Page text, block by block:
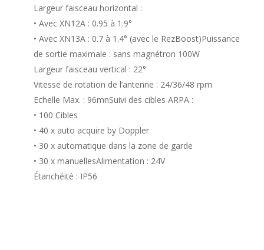
Largeur faisceau horizontal :
• Avec XN12A : 0.95 à 1.9°
• Avec XN13A : 0.7 à 1.4° (avec le RezBoost)Puissance
de sortie maximale : sans magnétron 100W
Largeur faisceau vertical : 22°
Vitesse de rotation de l’antenne : 24/36/48 rpm
Echelle Max. : 96mnSuivi des cibles ARPA :
• 100 Cibles
• 40 x auto acquire by Doppler
• 30 x automatique dans la zone de garde
• 30 x manuellesAlimentation : 24V
Étanchéité : IP56